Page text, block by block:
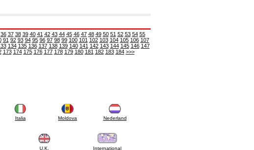
36 37 38 39 40 41 42 43 44 45 46 47 48 49 50 51 52 53 54 55
91 92 93 94 95 96 97 98 99 100 101 102 103 104 105 106 107
134 135 136 137 138 139 140 141 142 143 144 145 146 147
173 174 175 176 177 178 179 180 181 182 183 184 >>>
Italia Moldova Nederland
U.K. International